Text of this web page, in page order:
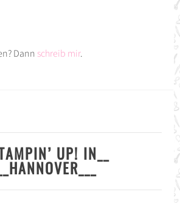
Dann schreib mir.
UP! IN__